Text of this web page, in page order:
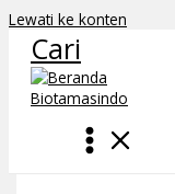
Lewati ke konten
Cari